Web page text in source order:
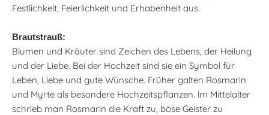
Festlichkeit, Feierlichkeit und Erhabenheit aus.
Brautstrauß:
Blumen und Kräuter sind Zeichen des Lebens, der Heilung
und der Liebe. Bei der Hochzeit sind sie ein Symbol für
Leben, Liebe und gute Wünsche. Früher galten Rosmarin
und Myrte als besondere Hochzeitspflanzen. lm Mittelalter
schrieb man Rosmarin die Kraft zu, böse Geister zu